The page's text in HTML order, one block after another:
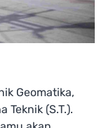
Geomatika,
Teknik (S.T.).